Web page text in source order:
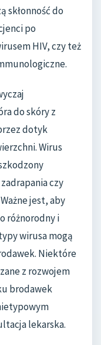
skłonność do
po
HIV, czy też
do skóry z
dotyk
Wirus
czy
jest, aby
różnorodny i
wirusa mogą
Niektóre
z rozwojem
brodawek
lekarska.